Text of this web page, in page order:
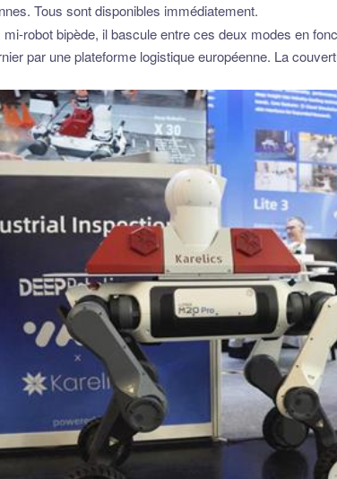
Tous sont disponibles immédiatement.
robot bipède, il bascule entre ces deux modes en
par une plateforme logistique européenne. La